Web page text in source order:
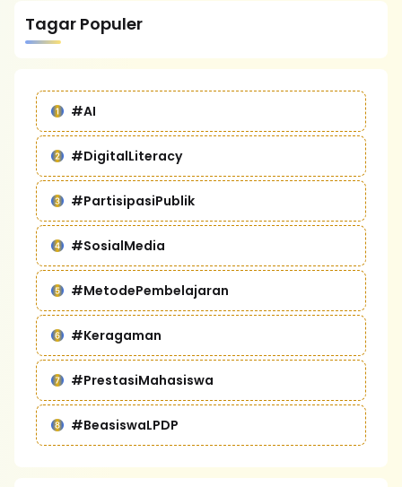
Tagar Populer
#AI
#DigitalLiteracy
#PartisipasiPublik
#SosialMedia
#MetodePembelajaran
#Keragaman
#PrestasiMahasiswa
#BeasiswaLPDP